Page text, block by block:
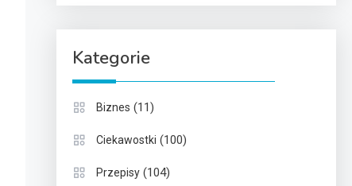
Kategorie
Biznes (11)
Ciekawostki (100)
Przepisy(104)